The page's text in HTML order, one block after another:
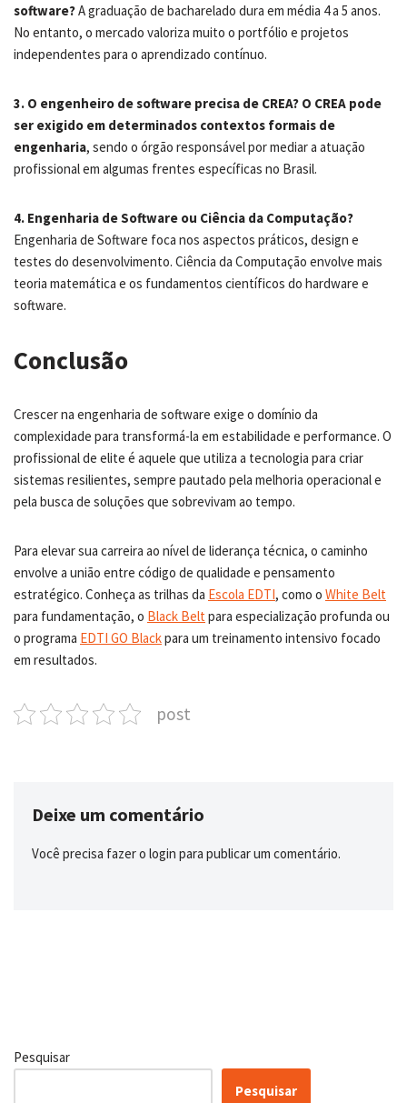
software?A graduação de bacharelado dura em média 4 a 5 anos.
No entanto, o mercado valoriza muito o portfólio e projetos
independentes para o aprendizado contínuo.
3. O engenheiro de software precisa de CREA? O CREA pode
ser exigido em determinados contextos formais de
engenharia, sendo o órgão responsável por mediar a atuação
profissional em algumas frentes específicas no Brasil.
4. Engenharia de Software ou Ciência da Computação?
Engenharia de Software foca nos aspectos práticos, design e
testes do desenvolvimento. Ciência da Computação envolve mais
teoria matemática e os fundamentos científicos do hardware e
software.
Conclusão
Crescer na engenharia de software exige o domínio da
complexidade para transformá-la em estabilidade e performance. O
profissional de elite é aquele que utiliza a tecnologia para criar
sistemas resilientes, sempre pautado pela melhoria operacional e
pela busca de soluções que sobrevivam ao tempo.
Para elevar sua carreira ao nível de liderança técnica, o caminho
envolve a união entre código de qualidade e pensamento
estratégico. Conheça as trilhas da Escola EDTI, como o White Belt
para fundamentação, o Black Belt para especialização profunda ou
o programa EDTI GO Blackpara um treinamento intensivo focado
em resultados.
post
Deixe um comentário
Você precisa fazer o login para publicar um comentário.
Pesquisar
Pesquisar